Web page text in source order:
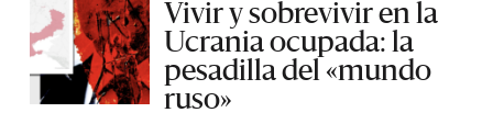
Vivir y sobrevivir en la
Ucrania ocupada: la
pesadilla del «mundo
ruso»